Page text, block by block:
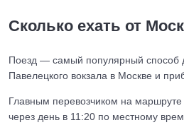
Сколько ехать от
Поезд — самый популярный способ
Павелецкого вокзала в Москве и
Главным перевозчиком на маршруте
через день в 11:20 по местному